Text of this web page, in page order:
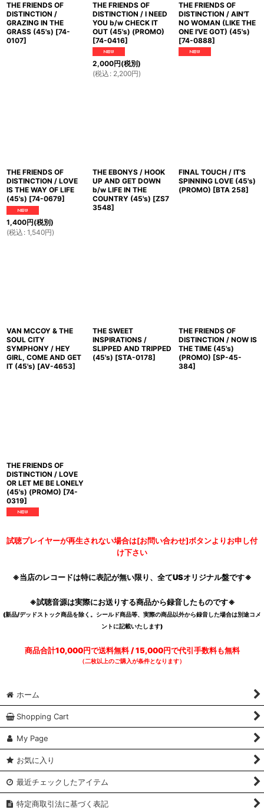
THE FRIENDS OF
DISTINCTION /
GRAZING IN THE
GRASS (45's) [74-
0107]
THE FRIENDS OF
DISTINCTION / I NEED
YOU b/w CHECK IT
OUT (45's) (PROMO)
[74-0416]
2,000円(税別)
(税込 : 2,200円)
THE FRIENDS OF
DISTINCTION / AIN'T
NO WOMAN (LIKE THE
ONE I'VE GOT) (45's)
[74-0888]
THE FRIENDS OF
DISTINCTION / LOVE
IS THE WAY OF LIFE
(45's) [74-0679]
1,400円(税別)
(税込 : 1,540円)
THE EBONYS / HOOK
UP AND GET DOWN
b/w LIFE IN THE
COUNTRY (45's) [ZS7
3548]
FINAL TOUCH / IT'S
SPINNING LOVE (45's)
(PROMO) [BTA 258]
VAN MCCOY & THE
SOUL CITY
SYMPHONY / HEY
GIRL, COME AND GET
IT (45's) [AV-4653]
THE SWEET
INSPIRATIONS /
SLIPPED AND TRIPPED
(45's) [STA-0178]
THE FRIENDS OF
DISTINCTION / NOW IS
THE TIME (45's)
(PROMO) [SP-45-
384]
THE FRIENDS OF
DISTINCTION / LOVE
OR LET ME BE LONELY
(45's) (PROMO) [74-
0319]
試聴プレイヤーが再生されない場合は[お問い合わせ]ボタンよりお申し付
け下さい
※当店のレコードは特に表記が無い限り、全てUSオリジナル盤です※
※試聴音源は実際にお送りする商品から録音したものです※
(新品/デッドストック商品を除く。シールド商品等、実際の商品以外から録音した場合は別途コメ
ントに記載いたします)
商品合計10,000円で送料無料 / 15,000円で代引手数料も無料
（二枚以上のご購入が条件となります）
ホーム
Shopping Cart
My Page
お気に入り
最近チェックしたアイテム
特定商取引法に基づく表記